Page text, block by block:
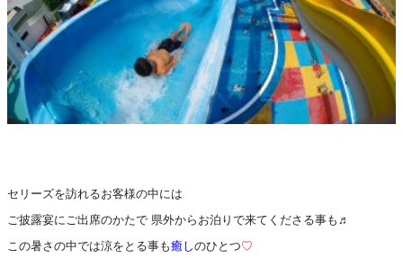
セリーズを訪れるお客様の中には
ご披露宴にご出席のかたで 県外からお泊りで来てくださる事も♬
この暑さの中では涼をとる事も癒しのひとつ♡